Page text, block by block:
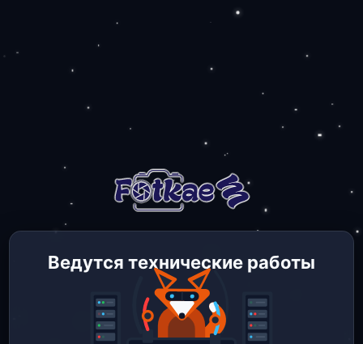
Ведутся технические работы